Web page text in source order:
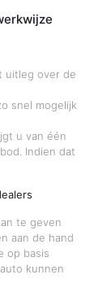
uitleg over de
snel mogelijk
u van één
Indien dat
te geven
aan de hand
op basis
kunnen